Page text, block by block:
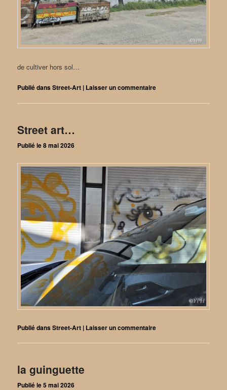
de cultiver hors sol…
Publié dansStreet-Art | Laisser un commentaire
Street art…
Publié le8 mai 2026
Publié dansStreet-Art | Laisser un commentaire
la guinguette
Publié le5 mai 2026